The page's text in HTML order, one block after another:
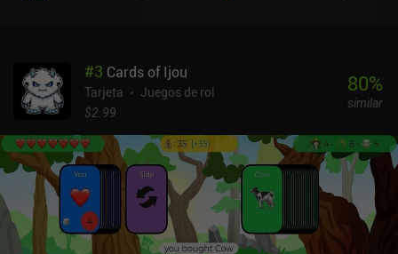
#3 Cards of Ijou
Tarjeta
Juegos de rol
$2.99
80%
similar